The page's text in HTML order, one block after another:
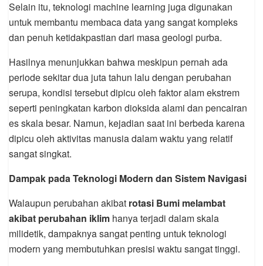
Selain itu, teknologi machine learning juga digunakan
untuk membantu membaca data yang sangat kompleks
dan penuh ketidakpastian dari masa geologi purba.
Hasilnya menunjukkan bahwa meskipun pernah ada
periode sekitar dua juta tahun lalu dengan perubahan
serupa, kondisi tersebut dipicu oleh faktor alam ekstrem
seperti peningkatan karbon dioksida alami dan pencairan
es skala besar. Namun, kejadian saat ini berbeda karena
dipicu oleh aktivitas manusia dalam waktu yang relatif
sangat singkat.
Dampak pada Teknologi Modern dan Sistem Navigasi
Walaupun perubahan akibat rotasi Bumi melambat
akibat perubahan iklim hanya terjadi dalam skala
milidetik, dampaknya sangat penting untuk teknologi
modern yang membutuhkan presisi waktu sangat tinggi.